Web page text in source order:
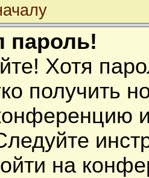
пароль!
Хотя
получить
на